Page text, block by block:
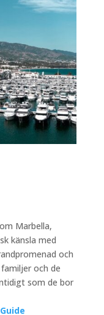
Marbella,
känsla med
och
och de
som de bor